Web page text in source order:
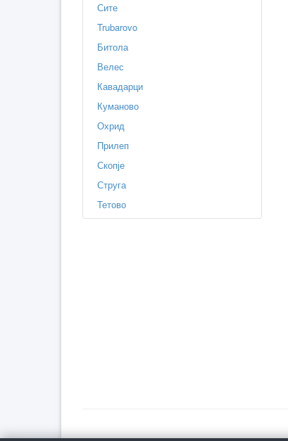
Сите
Trubarovo
Битола
Велес
Кавадарци
Куманово
Охрид
Прилеп
Скопје
Струга
Тетово